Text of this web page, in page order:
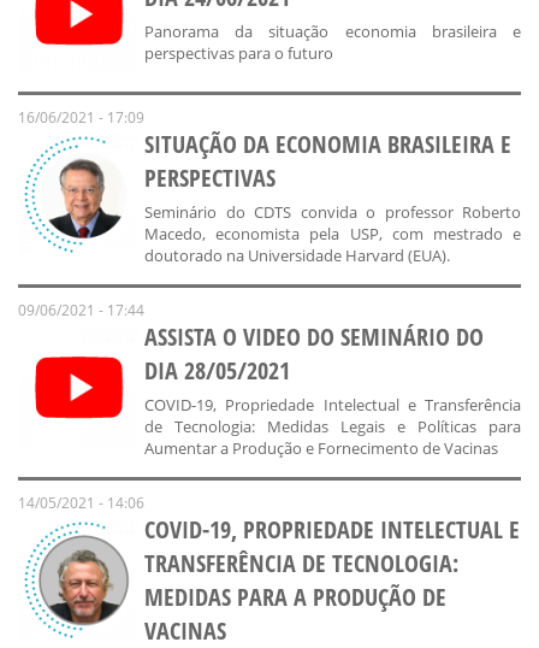
Panorama da situação economia brasileira e
perspectivas para o futuro
16/06/2021 - 17:09
SITUAÇÃO DA ECONOMIA BRASILEIRA E
PERSPECTIVAS
Seminário do CDTS convida o professor Roberto
Macedo, economista pela USP, com mestrado e
doutorado na Universidade Harvard (EUA).
09/06/2021 - 17:44
ASSISTA O VIDEO DO SEMINÁRIO DO
DIA 28/05/2021
COVID-19, Propriedade Intelectual e Transferência
de Tecnologia: Medidas Legais e Políticas para
Aumentar a Produção e Fornecimento de Vacinas
14/05/2021 - 14:06
COVID-19, PROPRIEDADE INTELECTUAL E
TRANSFERÊNCIA DE TECNOLOGIA:
MEDIDAS PARA A PRODUÇÃO DE
VACINAS